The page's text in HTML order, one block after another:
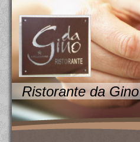
Ristorante da Gino